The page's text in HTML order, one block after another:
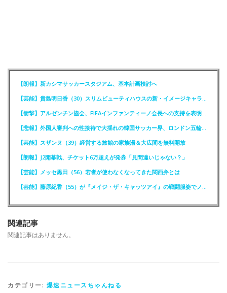
【朗報】新カシマサッカースタジアム、基本計画検討へ
【芸能】貴島明日香（30）スリムビューティハウスの新・イメージキャラクター就任！
【衝撃】アルゼンチン協会、FIFAインファンティーノ会長への支持を表明ｗｗｗｗ
【悲報】外国人審判への性接待で大揺れの韓国サッカー界、ロンドン五輪メダル剝奪か
【芸能】スザンヌ（39）経営する旅館の家族湯＆大広間を無料開放
【朗報】J2開幕戦、チケット6万超えが発券「見間違いじゃない？」
【芸能】メッセ黒田（56）若者が使わなくなってきた関西弁とは
【芸能】藤原紀香（55）が『メイジ・ザ・キャッツアイ』の戦闘服姿でノーバン投球
関連記事
関連記事はありません。
カテゴリー: 爆速ニュースちゃんねる